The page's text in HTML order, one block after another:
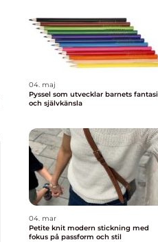
04. maj
Pyssel som utvecklar barnets fantasi
och självkänsla
04. mar
Petite knit modern stickning med
fokus på passform och stil